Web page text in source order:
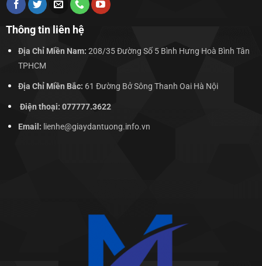
Thông tin liên hệ
Địa Chỉ Miền Nam: 208/35 Đường Số 5 Bình Hưng Hoà Bình Tân
TPHCM
Địa Chỉ Miền Bắc: 61 Đường Bở Sông Thanh Oai Hà Nội
Điện thoại: 077777.3622
Email: lienhe@giaydantuong.info.vn